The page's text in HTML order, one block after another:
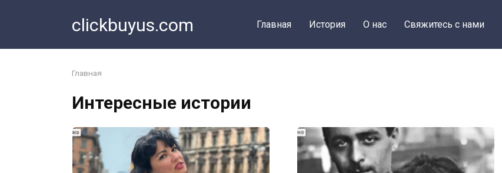
clickbuyus.com Главная История О нас Свяжитесь с нами
Главная
Интересные истории